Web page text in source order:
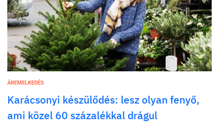
ÁREMELKEDÉS
Karácsonyi készülődés: lesz olyan fenyő,
ami közel 60 százalékkal drágul